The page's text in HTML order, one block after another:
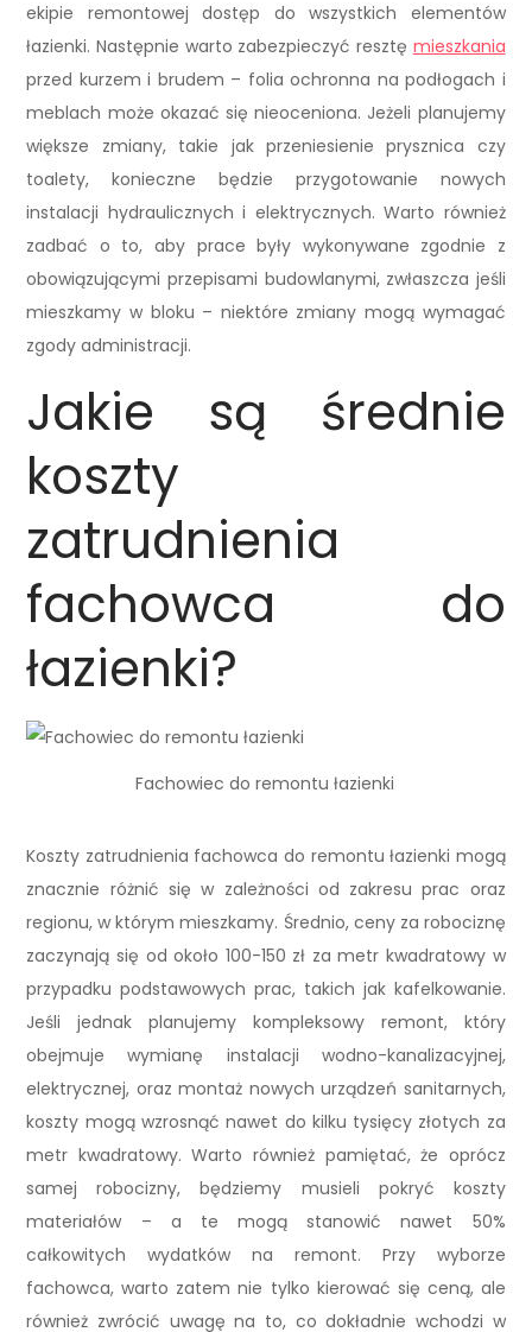
ekipie remontowej dostęp do wszystkich elementów
łazienki. Następnie warto zabezpieczyć resztę mieszkania
przed kurzem i brudem – folia ochronna na podłogach i
meblach może okazać się nieoceniona. Jeżeli planujemy
większe zmiany, takie jak przeniesienie prysznica czy
toalety, konieczne będzie przygotowanie nowych
instalacji hydraulicznych i elektrycznych. Warto również
zadbać o to, aby prace były wykonywane zgodnie z
obowiązującymi przepisami budowlanymi, zwłaszcza jeśli
mieszkamy w bloku – niektóre zmiany mogą wymagać
zgody administracji.
Jakie są średnie
koszty
zatrudnienia
fachowca do
łazienki?
Fachowiec do remontu łazienki
Koszty zatrudnienia fachowca do remontu łazienki mogą
znacznie różnić się w zależności od zakresu prac oraz
regionu, w którym mieszkamy. Średnio, ceny za robociznę
zaczynają się od około 100-150 zł za metr kwadratowy w
przypadku podstawowych prac, takich jak kafelkowanie.
Jeśli jednak planujemy kompleksowy remont, który
obejmuje wymianę instalacji wodno-kanalizacyjnej,
elektrycznej, oraz montaż nowych urządzeń sanitarnych,
koszty mogą wzrosnąć nawet do kilku tysięcy złotych za
metr kwadratowy. Warto również pamiętać, że oprócz
samej robocizny, będziemy musieli pokryć koszty
materiałów – a te mogą stanowić nawet 50%
całkowitych wydatków na remont. Przy wyborze
fachowca, warto zatem nie tylko kierować się ceną, ale
również zwrócić uwagę na to, co dokładnie wchodzi w